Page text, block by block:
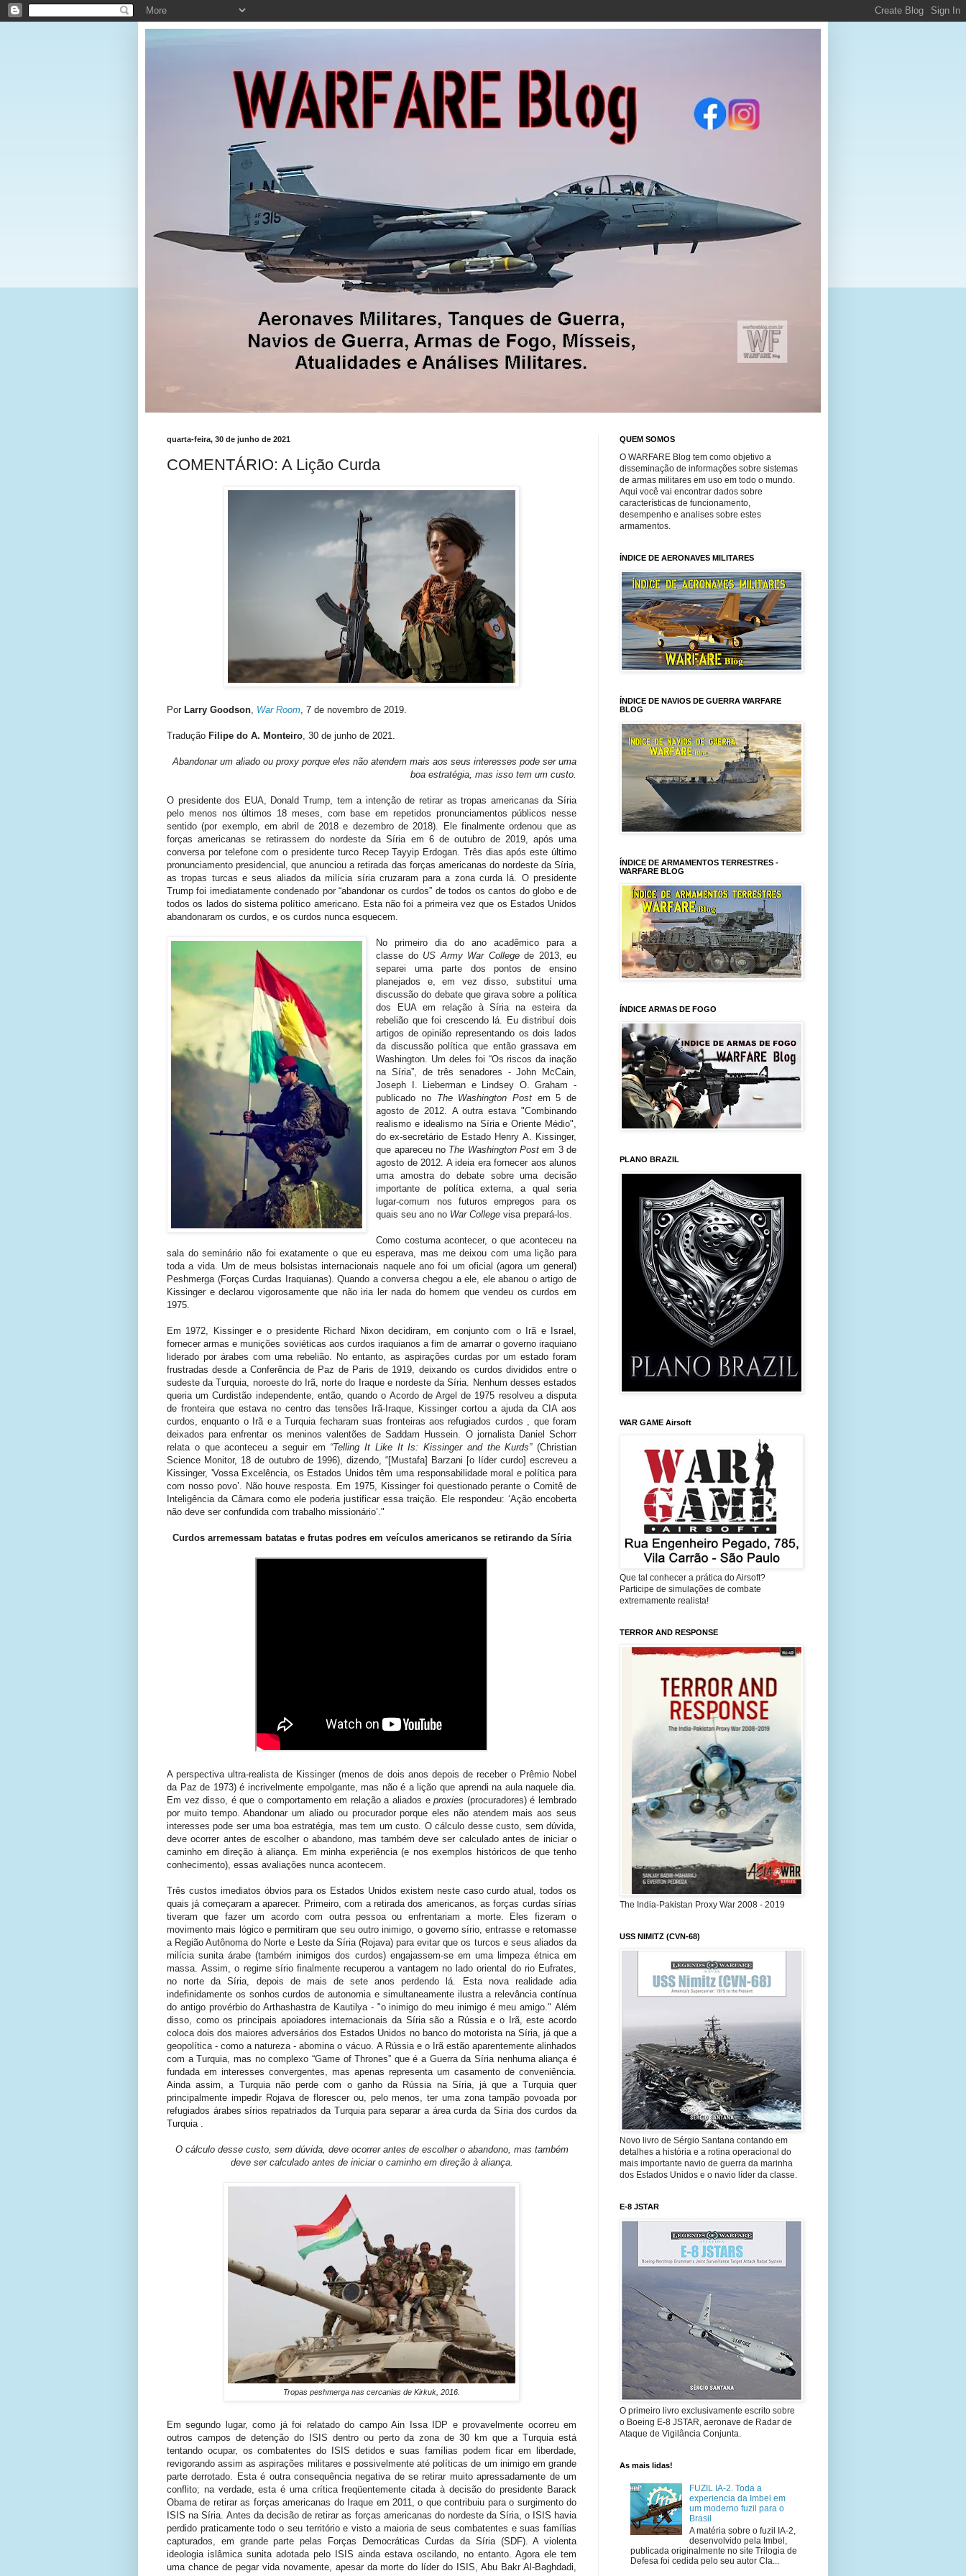
quarta-feira, 30 de junho de 2021
COMENTÁRIO: A Lição Curda
Por Larry Goodson War Room , 7 de novembro de 2019.
Tradução Filipe do A. Monteiro , 30 de junho de 2021.
Abandonar um aliado ou proxy porque eles não atendem mais aos seus interesses pode ser uma
boa estratégia, mas isso tem um custo.
O presidente dos EUA, Donald Trump, tem a intenção de retirar as tropas americanas da Síria
pelo menos nos últimos 18 meses, com base em repetidos pronunciamentos públicos nesse
sentido (por exemplo, em abril de 2018 e dezembro de 2018). Ele finalmente ordenou que as
forças americanas se retirassem do nordeste da Síria em 6 de outubro de 2019, após uma
conversa por telefone com o presidente turco Recep Tayyip Erdogan. Três dias após este último
pronunciamento presidencial, que anunciou a retirada das forças americanas do nordeste da Síria,
as tropas turcas e seus aliados da milícia síria cruzaram para a zona curda lá. O presidente
Trump foi imediatamente condenado por “abandonar os curdos” de todos os cantos do globo e de
todos os lados do sistema político americano. Esta não foi a primeira vez que os Estados Unidos
abandonaram os curdos, e os curdos nunca esquecem.
No primeiro dia do ano acadêmico para a
classe do US Army War Collegede 2013, eu
separei uma parte dos pontos de ensino
planejados e, em vez disso, substituí uma
discussão do debate que girava sobre a política
dos EUA em relação à Síria na esteira da
rebelião que foi crescendo lá. Eu distribuí dois
artigos de opinião representando os dois lados
da discussão política que então grassava em
Washington. Um deles foi “Os riscos da inação
na Síria”, de três senadores - John McCain,
Joseph I. Lieberman e Lindsey O. Graham -
publicado no The Washington Postem 5 de
agosto de 2012. A outra estava "Combinando
realismo e idealismo na Síria e Oriente Médio",
do ex-secretário de Estado Henry A. Kissinger,
que apareceu no The Washington Postem 3 de
agosto de 2012. A ideia era fornecer aos alunos
uma amostra do debate sobre uma decisão
importante de política externa, a qual seria
lugar-comum nos futuros empregos para os
quais seu ano no War College visa prepará-los.
Como costuma acontecer, o que aconteceu na
sala do seminário não foi exatamente o que eu esperava, mas me deixou com uma lição para
toda a vida. Um de meus bolsistas internacionais naquele ano foi um oficial (agora um general)
Peshmerga (Forças Curdas Iraquianas). Quando a conversa chegou a ele, ele abanou o artigo de
Kissinger e declarou vigorosamente que não iria ler nada do homem que vendeu os curdos em
1975.
Em 1972, Kissinger e o presidente Richard Nixon decidiram, em conjunto com o Irã e Israel,
fornecer armas e munições soviéticas aos curdos iraquianos a fim de amarrar o governo iraquiano
liderado por árabes com uma rebelião. No entanto, as aspirações curdas por um estado foram
frustradas desde a Conferência de Paz de Paris de 1919, deixando os curdos divididos entre o
sudeste da Turquia, noroeste do Irã, norte do Iraque e nordeste da Síria. Nenhum desses estados
queria um Curdistão independente, então, quando o Acordo de Argel de 1975 resolveu a disputa
de fronteira que estava no centro das tensões Irã-Iraque, Kissinger cortou a ajuda da CIA aos
curdos, enquanto o Irã e a Turquia fecharam suas fronteiras aos refugiados curdos , que foram
deixados para enfrentar os meninos valentões de Saddam Hussein. O jornalista Daniel Schorr
relata o que aconteceu a seguir em “Telling It Like It Is: Kissinger and the Kurds” (Christian
Science Monitor, 18 de outubro de 1996), dizendo, “[Mustafa] Barzani [o líder curdo] escreveu a
Kissinger, 'Vossa Excelência, os Estados Unidos têm uma responsabilidade moral e política para
com nosso povo’. Não houve resposta. Em 1975, Kissinger foi questionado perante o Comitê de
Inteligência da Câmara como ele poderia justificar essa traição. Ele respondeu: ‘Ação encoberta
não deve ser confundida com trabalho missionário’."
Curdos arremessam batatas e frutas podres em veículos americanos se retirando da Síria
A perspectiva ultra-realista de Kissinger (menos de dois anos depois de receber o Prêmio Nobel
da Paz de 1973) é incrivelmente empolgante, mas não é a lição que aprendi na aula naquele dia.
Em vez disso, é que o comportamento em relação a aliados eproxies (procuradores) é lembrado
por muito tempo. Abandonar um aliado ou procurador porque eles não atendem mais aos seus
interesses pode ser uma boa estratégia, mas tem um custo. O cálculo desse custo, sem dúvida,
deve ocorrer antes de escolher o abandono, mas também deve ser calculado antes de iniciar o
caminho em direção à aliança. Em minha experiência (e nos exemplos históricos de que tenho
conhecimento), essas avaliações nunca acontecem.
Três custos imediatos óbvios para os Estados Unidos existem neste caso curdo atual, todos os
quais já começaram a aparecer. Primeiro, com a retirada dos americanos, as forças curdas sírias
tiveram que fazer um acordo com outra pessoa ou enfrentariam a morte. Eles fizeram o
movimento mais lógico e permitiram que seu outro inimigo, o governo sírio, entrasse e retomasse
a Região Autônoma do Norte e Leste da Síria (Rojava) para evitar que os turcos e seus aliados da
milícia sunita árabe (também inimigos dos curdos) engajassem-se em uma limpeza étnica em
massa.Assim, o regime sírio finalmente recuperou a vantagem no lado oriental do rio Eufrates,
no norte da Síria, depois de mais de sete anos perdendo lá. Esta nova realidade adia
indefinidamente os sonhos curdos de autonomia e simultaneamente ilustra a relevância contínua
do antigo provérbio do Arthashastra de Kautilya - "o inimigo do meu inimigo é meu amigo." Além
disso, como os principais apoiadores internacionais da Síria são a Rússia e o Irã, este acordo
coloca dois dos maiores adversários dos Estados Unidos no banco do motorista na Síria, já que a
geopolítica - como a natureza - abomina o vácuo. A Rússia e o Irã estão aparentemente alinhados
com a Turquia, mas no complexo “Game of Thrones” que é a Guerra da Síria nenhuma aliança é
fundada em interesses convergentes, mas apenas representa um casamento de conveniência.
Ainda assim, a Turquia não perde com o ganho da Rússia na Síria, já que a Turquia quer
principalmente impedir Rojava de florescer ou, pelo menos, ter uma zona tampão povoada por
refugiados árabes sírios repatriados da Turquia para separar a área curda da Síria dos curdos da
Turquia .
O cálculo desse custo, sem dúvida, deve ocorrer antes de escolher o abandono, mas também
deve ser calculado antes de iniciar o caminho em direção à aliança.
Tropas peshmerga nas cercanias de Kirkuk, 2016.
Em segundo lugar, como já foi relatado do campo Ain Issa IDP e provavelmente ocorreu em
outros campos de detenção do ISIS dentro ou perto da zona de 30 km que a Turquia está
tentando ocupar, os combatentes do ISIS detidos e suas famílias podem ficar em liberdade,
revigorando assim as aspirações militares e possivelmente até políticas de um inimigo em grande
parte derrotado. Esta é outra consequência negativa de se retirar muito apressadamente de um
conflito; na verdade, esta é uma crítica freqüentemente citada à decisão do presidente Barack
Obama de retirar as forças americanas do Iraque em 2011, o que contribuiu para o surgimento do
ISIS na Síria.Antes da decisão de retirar as forças americanas do nordeste da Síria, o ISIS havia
perdido praticamente todo o seu território e visto a maioria de seus combatentes e suas famílias
capturados, em grande parte pelas Forças Democráticas Curdas da Síria (SDF). A violenta
ideologia islâmica sunita adotada pelo ISIS ainda estava oscilando, no entanto. Agora ele tem
uma chance de pegar vida novamente, apesar da morte do líder do ISIS, Abu Bakr Al-Baghdadi,
QUEM SOMOS
O WARFARE Blog tem como objetivo a
disseminação de informações sobre sistemas
de armas militares em uso em todo o mundo.
Aqui você vai encontrar dados sobre
características de funcionamento,
desempenho e analises sobre estes
armamentos.
ÍNDICE DE AERONAVES MILITARES
ÍNDICE DE NAVIOS DE GUERRA WARFARE
BLOG
ÍNDICE DE ARMAMENTOS TERRESTRES -
WARFARE BLOG
ÍNDICE ARMAS DE FOGO
PLANO BRAZIL
WAR GAME Airsoft
Que tal conhecer a prática do Airsoft?
Participe de simulações de combate
extremamente realista!
TERROR AND RESPONSE
The India-Pakistan Proxy War 2008 - 2019
USS NIMITZ (CVN-68)
Novo livro de Sérgio Santana contando em
detalhes a história e a rotina operacional do
mais importante navio de guerra da marinha
dos Estados Unidos e o navio líder da classe.
E-8 JSTAR
O primeiro livro exclusivamente escrito sobre
o Boeing E-8 JSTAR, aeronave de Radar de
Ataque de Vigilância Conjunta.
As mais lidas!
FUZIL IA-2. Toda a
experiencia da Imbel em
um moderno fuzil para o
Brasil
A matéria sobre o fuzil IA-2,
desenvolvido pela Imbel,
publicada originalmente no site Trilogia de
Defesa foi cedida pelo seu autor Cla...